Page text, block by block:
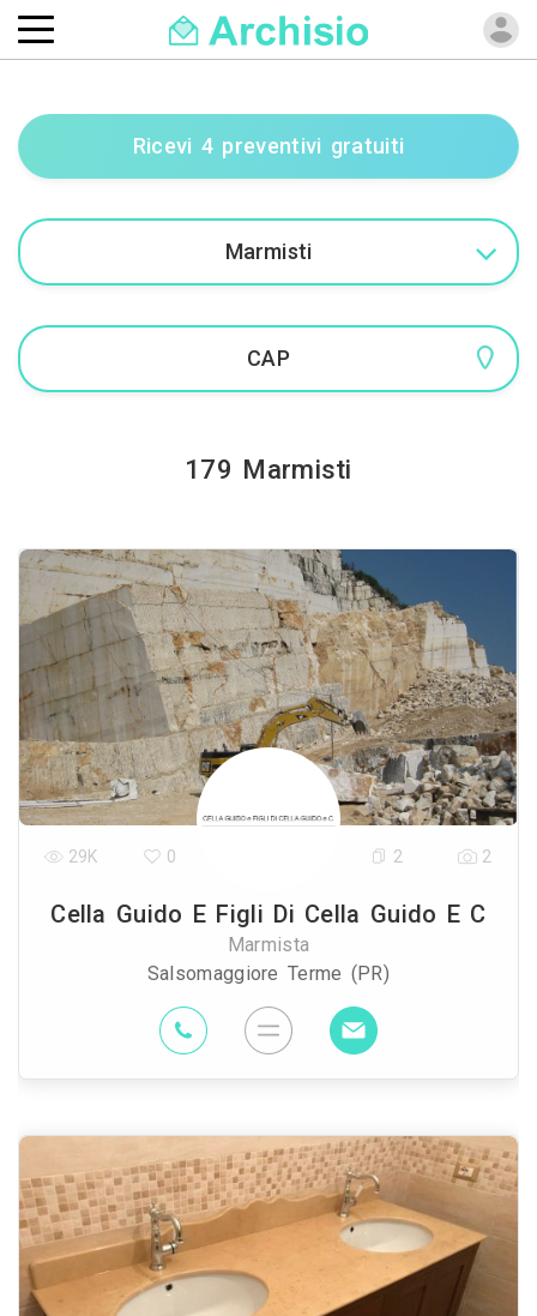
Ricevi 4 preventivi gratuiti
179 Marmisti
Cella Guido E Figli Di Cella Guido E C
Marmista
Salsomaggiore Terme (PR)
29K 0 2 2